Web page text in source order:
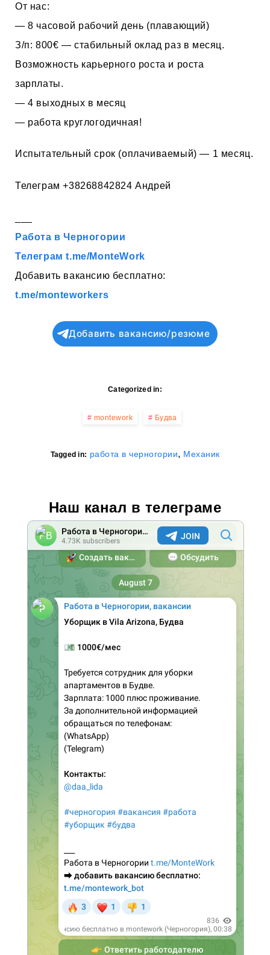
От нас:
— 8 часовой рабочий день (плавающий)
З/п: 800€ — стабильный оклад раз в месяц.
Возможность карьерного роста и роста
зарплаты.
— 4 выходных в месяц
— работа круглогодичная!
Испытательный срок (оплачиваемый) — 1 месяц.
Телеграм +38268842824 Андрей
Работа в Черногории
Телеграм t.me/MonteWork
Добавить вакансию бесплатно:
t.me/monteworkers
Добавить вакансию/резюме
Categorized in:
montework Будва
Tagged in: работа в черногории, Механик
Наш канал в телеграме